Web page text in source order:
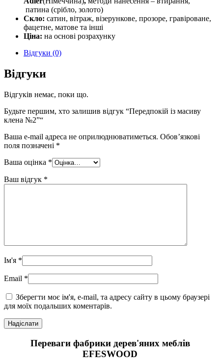
патина (срібло, золото)
Скло: сатин, вітраж, візерункове, прозоре, гравіроване,
фацетне, матове та інші
Ціна: на основі розрахунку
Відгуки (0)
Відгуки
Відгуків немає, поки що.
Будьте першим, хто залишив відгук “Передпокій із масиву
клена №2”“
Ваша e-mail адреса не оприлюднюватиметься. Обов’язкові
поля позначені *
Ваша оцінка *
Ваш відгук *
Ім'я *
Email *
Зберегти моє ім'я, e-mail, та адресу сайту в цьому браузері
для моїх подальших коментарів.
Переваги фабрики дерев'яних меблів
EFESWOOD